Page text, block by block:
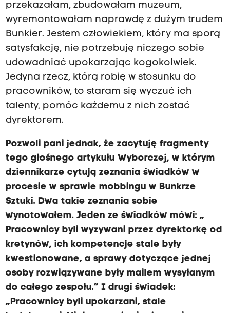
przekazałam, zbudowałam muzeum,
wyremontowałam naprawdę z dużym trudem
Bunkier. Jestem człowiekiem, który ma sporą
satysfakcję, nie potrzebuję niczego sobie
udowadniać upokarzając kogokolwiek.
Jedyna rzecz, którą robię w stosunku do
pracowników, to staram się wyczuć ich
talenty, pomóc każdemu z nich zostać
dyrektorem.
Pozwoli pani jednak, że zacytuję fragmenty
tego głośnego artykułu Wyborczej, w którym
dziennikarze cytują zeznania świadków w
procesie w sprawie mobbingu w Bunkrze
Sztuki. Dwa takie zeznania sobie
wynotowałem. Jeden ze świadków mówi: „
Pracownicy byli wyzywani przez dyrektorkę od
kretynów, ich kompetencje stale były
kwestionowane, a sprawy dotyczące jednej
osoby rozwiązywane były mailem wysyłanym
do całego zespołu.” I drugi świadek:
„Pracownicy byli upokarzani, stale